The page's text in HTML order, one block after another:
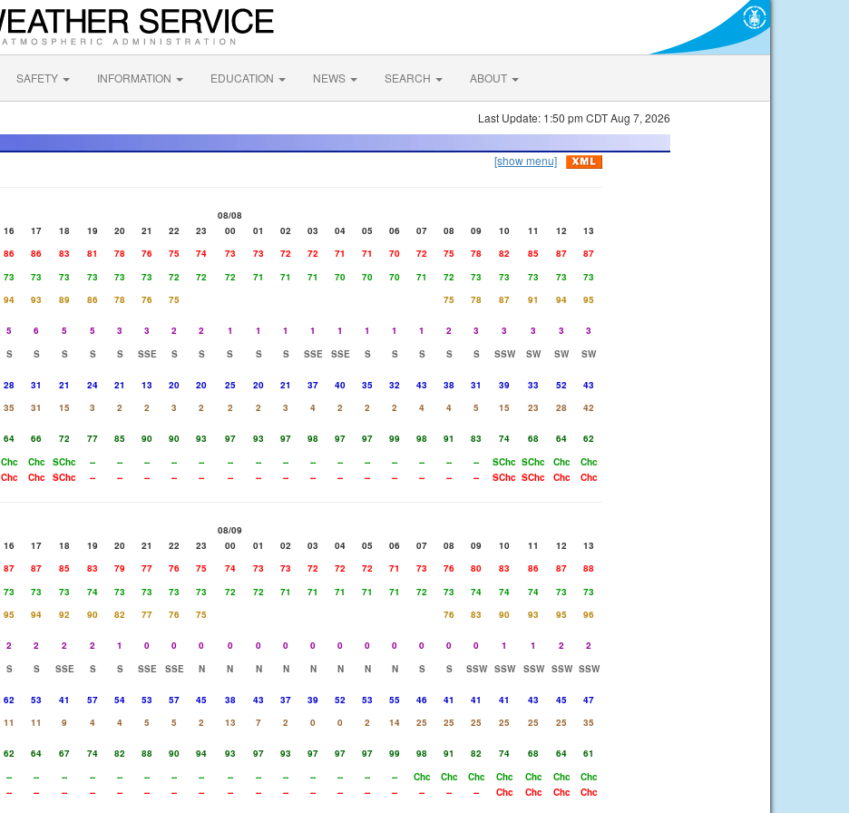
SAFETY INFORMATION EDUCATION NEWS SEARCH ABOUT
Last Update: 1:50 pm CDT Aug 7, 2026
[show menu]
08/08
16 17 18 19 20 21 22 23 00 01 02 03 04 05 06 07 08 09 10 11 12
13
86 86 83 81 78 76 75 74 73 73 72 72 71 71 70 72 75 78 82 85 87
87
73 73 73 73 73 73 72 72 72 71 71 71 70 70 70 71 72 73 73 73 73
73
94 93 89 86 78 76 75 75 78 87 91 94
95
5 6 5 5 3 3 2 2 1 1 1 1 1 1 1 1 2 3 3 3 3
3
S S S S S SSE S S S S S SSE SSE S S S S S SSW SW SW
SW
28 31 21 24 21 13 20 20 25 20 21 37 40 35 32 43 38 31 39 33 52
43
35 31 15 3 2 2 3 2 2 2 3 4 2 2 2 4 4 5 15 23 28
42
64 66 72 77 85 90 90 93 97 93 97 98 97 97 99 98 91 83 74 68 64
62
Chc Chc SChc -- -- -- -- -- -- -- -- -- -- -- -- -- -- -- SChc SChc Chc
Chc
Chc Chc SChc -- -- -- -- -- -- -- -- -- -- -- -- -- -- -- SChc SChc Chc Chc
08/09
16 17 18 19 20 21 22 23 00 01 02 03 04 05 06 07 08 09 10 11 12
13
87 87 85 83 79 77 76 75 74 73 73 72 72 72 71 73 76 80 83 86 87
88
73 73 73 74 73 73 73 73 72 72 71 71 71 71 71 72 73 74 74 74 73
73
95 94 92 90 82 77 76 75 76 83 90 93 95
96
2 2 2 2 1 0 0 0 0 0 0 0 0 0 0 0 0 0 1 1 2
2
S S SSE S S SSE SSE N N N N N N N N S S SSW SSW SSW SSW SSW
62 53 41 57 54 53 57 45 38 43 37 39 52 53 55 46 41 41 41 43 45
47
11 11 9 4 4 5 5 2 13 7 2 0 0 2 14 25 25 25 25 25 25
35
62 64 67 74 82 88 90 94 93 97 93 97 97 97 99 98 91 82 74 68 64
61
-- -- -- -- -- -- -- -- -- -- -- -- -- -- -- Chc Chc Chc Chc Chc Chc
Chc
-- -- -- -- -- -- -- -- -- -- -- -- -- -- -- -- -- -- Chc Chc Chc Chc